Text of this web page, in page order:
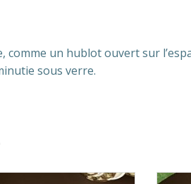
un hublot ouvert sur
sous verre.